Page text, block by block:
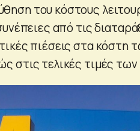
του κόστους
από τις
πιέσεις στα
στις τελικές τιμές